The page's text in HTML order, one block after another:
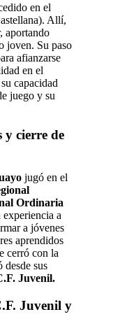
en el
Allí,
aportando
joven. Su paso
afianzarse
en el
capacidad
juego y su
y cierre de
jugó en el
Ordinaria
a
a jóvenes
aprendidos
cerró con la
desde sus
Juvenil.
Juvenil y